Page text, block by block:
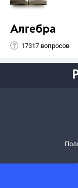
Алгебра
17317 вопросов